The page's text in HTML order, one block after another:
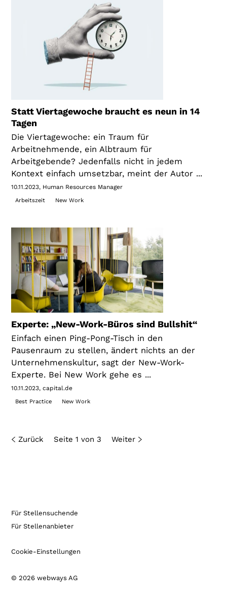
Statt Viertagewoche braucht es neun in 14
Tagen
Die Viertagewoche: ein Traum für
Arbeitnehmende, ein Albtraum für
Arbeitgebende? Jedenfalls nicht in jedem
Kontext einfach umsetzbar, meint der Autor ...
10.11.2023 Human Resources Manager
Arbeitszeit New Work
Experte: „New-Work-Büros sind Bullshit“
Einfach einen Ping-Pong-Tisch in den
Pausenraum zu stellen, ändert nichts an der
Unternehmenskultur, sagt der New-Work-
Experte. Bei New Work gehe es ...
10.11.2023 capital.de
Best Practice New Work
Zurück Seite 1 von 3 Weiter
Für Stellensuchende
Für Stellenanbieter
Cookie-Einstellungen
© 2026 webways AG